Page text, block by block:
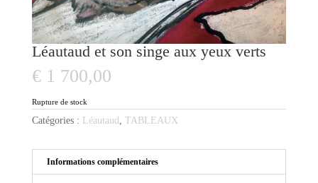
Léautaud et son singe aux yeux verts
€1 700,00
Rupture de stock
Catégories : Léautaud TABLEAUX
Informations complémentaires